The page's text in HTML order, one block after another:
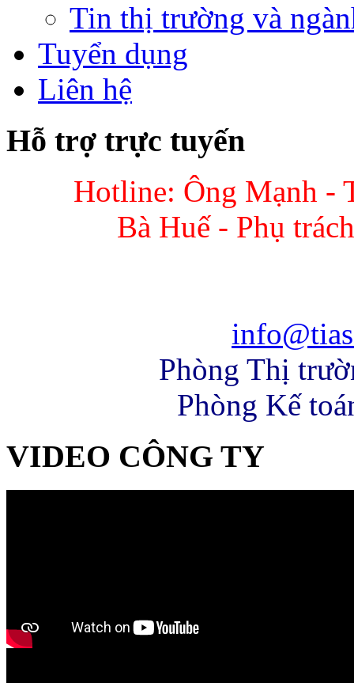
Tin thị trường và
Tuyển dụng
Liên hệ
Hỗ trợ trực tuyến
Hotline: Ông Mạnh -
Bà Huế - Phụ
Phòng Thị
Phòng Kế
VIDEO CÔNG TY